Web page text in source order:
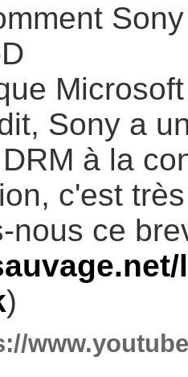
Sony a
à la
c'est
nous ce
)